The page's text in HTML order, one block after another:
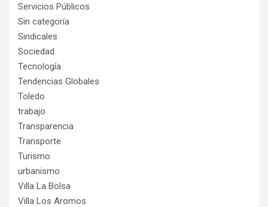
Servicios Públicos
Sin categoría
Sindicales
Sociedad
Tecnología
Tendencias Globales
Toledo
trabajo
Transparencia
Transporte
Turismo
urbanismo
Villa La Bolsa
Villa Los Aromos